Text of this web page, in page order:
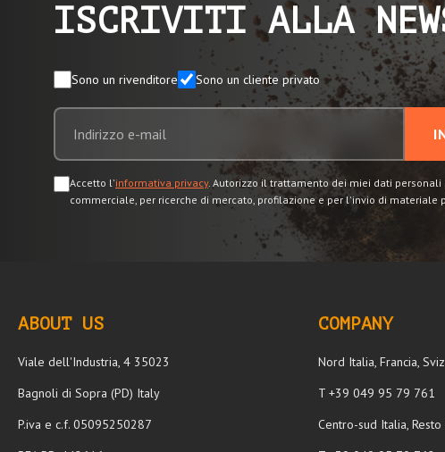
ISCRIVITI ALLA
Sono un rivenditore Sono un cliente privato
Accetto l'informativa privacy. Autorizzo il trattamento dei miei dati
commerciale, per ricerche di mercato, profilazione e per l'invio di materiale
ABOUT US
Viale dell'Industria, 4 35023
Bagnoli di Sopra (PD) Italy
P.iva e c.f. 05095250287
COMPANY
Nord Italia, Francia,
T +39 049 95 79 761
Centro-sud Italia, Resto